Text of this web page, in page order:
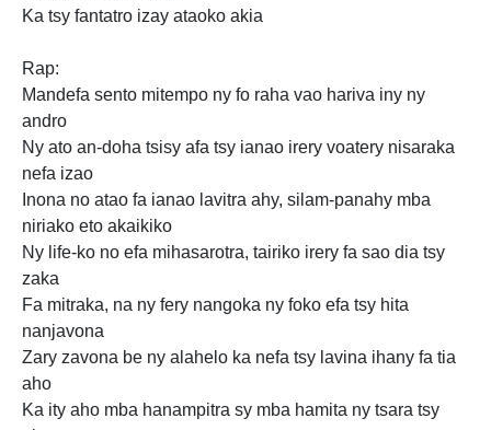
Ka tsy fantatro izay ataoko akia
Rap:
Mandefa sento mitempo ny fo raha vao hariva iny ny
andro
Ny ato an-doha tsisy afa tsy ianao irery voatery nisaraka
nefa izao
Inona no atao fa ianao lavitra ahy, silam-panahy mba
niriako eto akaikiko
Ny life-ko no efa mihasarotra, tairiko irery fa sao dia tsy
zaka
Fa mitraka, na ny fery nangoka ny foko efa tsy hita
nanjavona
Zary zavona be ny alahelo ka nefa tsy lavina ihany fa tia
aho
Ka ity aho mba hanampitra sy mba hamita ny tsara tsy